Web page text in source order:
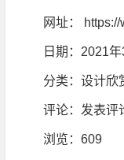
网址：
日期：2021年
分类： 设计欣
评论： 发表评
浏览 ：609